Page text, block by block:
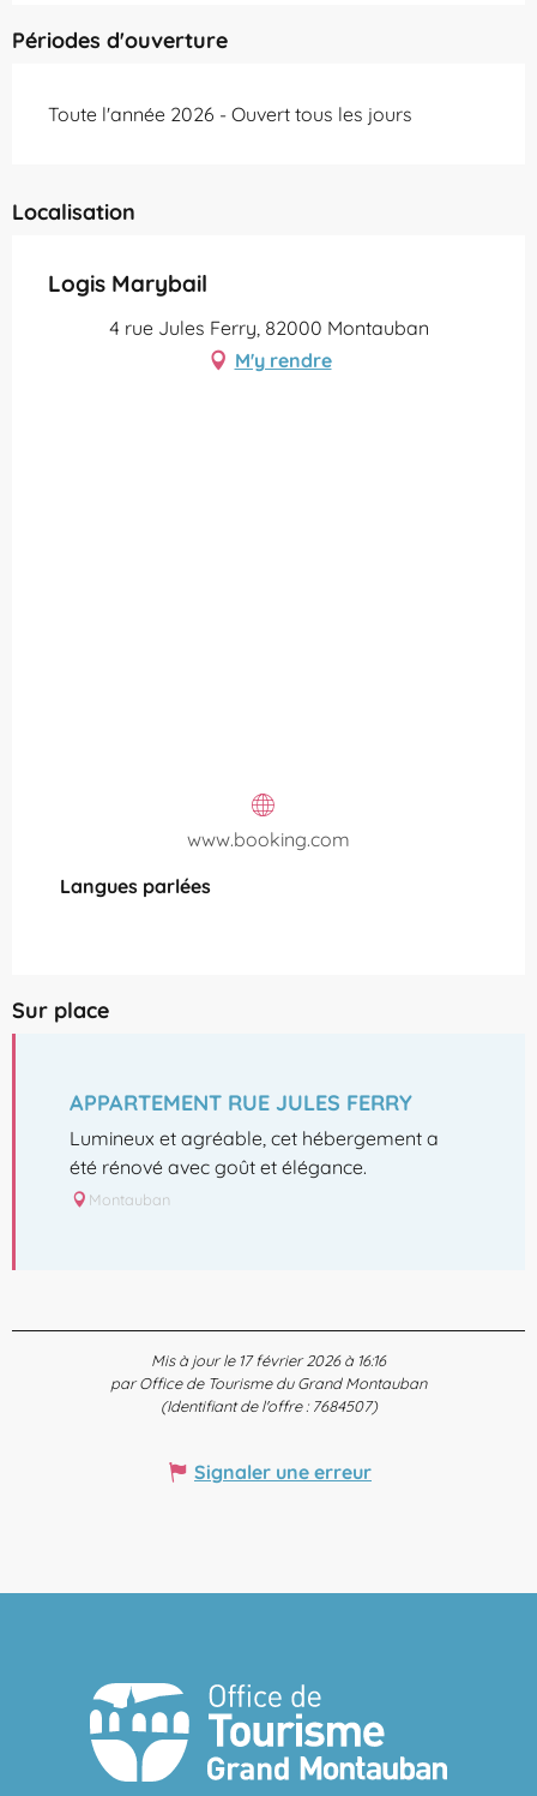
Périodes d'ouverture
Toute l'année 2026 - Ouvert tous les jours
Localisation
Logis Marybail
4 rue Jules Ferry, 82000 Montauban
M'y rendre
www.booking.com
Langues parlées
Langues parlées
Sur place
APPARTEMENT RUE JULES FERRY
Lumineux et agréable, cet hébergement a
été rénové avec goût et élégance.
Montauban
Mis à jour le 17 février 2026 à 16:16
par Office de Tourisme du Grand Montauban
(Identifiant de l'offre : 7684507)
Signaler une erreur